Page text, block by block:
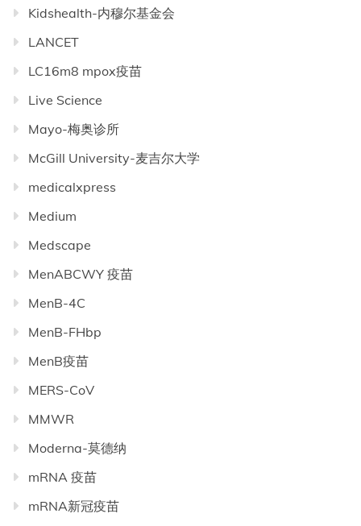
Kidshealth-内穆尔基金会
LANCET
LC16m8 mpox疫苗
Live Science
Mayo-梅奥诊所
McGill University-麦吉尔大学
medicalxpress
Medium
Medscape
MenABCWY 疫苗
MenB-4C
MenB-FHbp
MenB疫苗
MERS-CoV
MMWR
Moderna-莫德纳
mRNA 疫苗
mRNA新冠疫苗